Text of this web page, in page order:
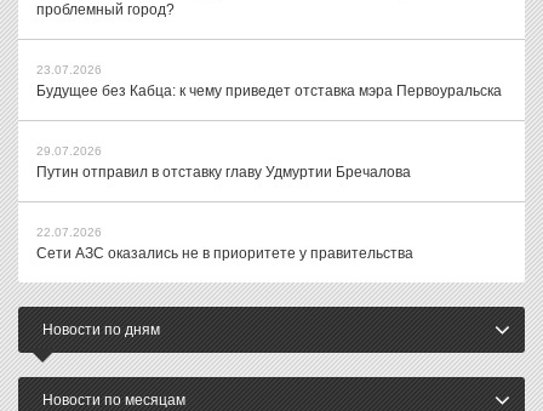
проблемный город?
23.07.2026
Будущее без Кабца: к чему приведет отставка мэра Первоуральска
29.07.2026
Путин отправил в отставку главу Удмуртии Бречалова
22.07.2026
Сети АЗС оказались не в приоритете у правительства
Новости по дням
Новости по месяцам